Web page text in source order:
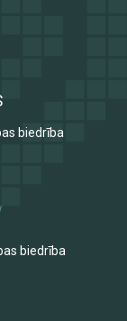
biedrība
biedrība